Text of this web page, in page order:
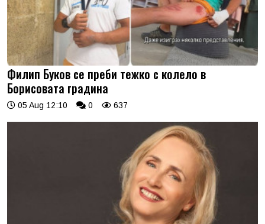
Филип Буков се преби тежко с колело в
Борисовата градина
05 Aug 12:10 0 637